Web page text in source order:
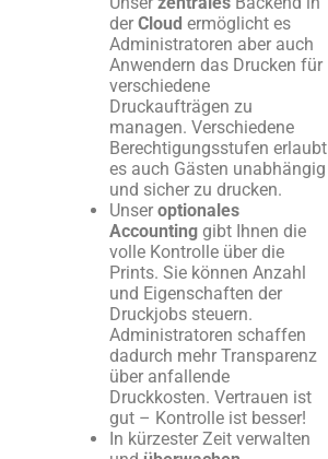
der Cloud ermöglicht es
Administratoren aber auch
Anwendern das Drucken für
verschiedene
Druckaufträgen zu
managen. Verschiedene
Berechtigungsstufen erlaubt
es auch Gästen unabhängig
und sicher zu drucken.
Unser optionales
Accountinggibt Ihnen die
volle Kontrolle über die
Prints. Sie können Anzahl
und Eigenschaften der
Druckjobs steuern.
Administratoren schaffen
dadurch mehr Transparenz
über anfallende
Druckkosten. Vertrauen ist
gut – Kontrolle ist besser!
In kürzester Zeit verwalten